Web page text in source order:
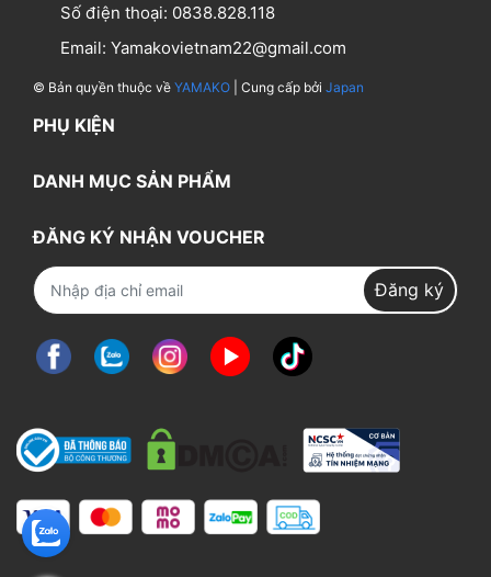
Số điện thoại: 0838.828.118
Email: Yamakovietnam22@gmail.com
© Bản quyền thuộc về YAMAKO | Cung cấp bởi Japan
PHỤ KIỆN
DANH MỤC SẢN PHẨM
ĐĂNG KÝ NHẬN VOUCHER
Đăng ký